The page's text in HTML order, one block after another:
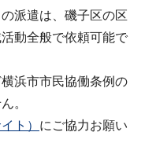
派遣は、磯子区の区
動全般で依頼可能で
浜市市民協働条例の
。
ト） にご協力お願い